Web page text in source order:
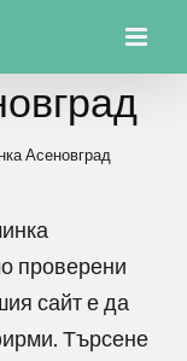
Асеновград
проверени
сайт е да
Търсене